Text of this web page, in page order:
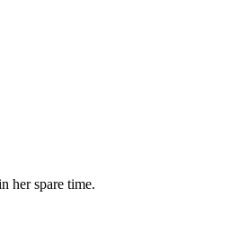
her spare time.